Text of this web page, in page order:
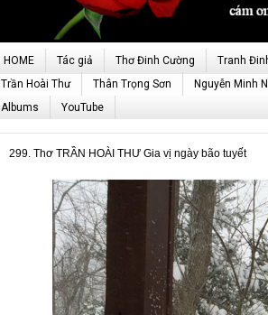
HOME Tác giả Thơ Đinh Cường Tranh
Trần Hoài Thư
Thân Trọng Sơn Nguyễn Minh
Albums
YouTube
299. Thơ TRẦN HOÀI THƯ Gia vị ngày bão tuyết